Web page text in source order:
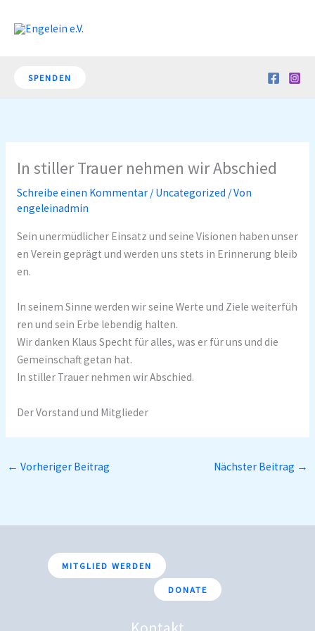
Inhalt
SPENDEN
In stiller Trauer nehmen wir Abschied
Schreibe einen Kommentar / Uncategorized / Von
engeleinadmin
Sein unermüdlicher Einsatz und seine Visionen haben unser
en Verein geprägt und werden uns stets in Erinnerung bleib
en.
In seinem Sinne werden wir seine Werte und Ziele weiterfüh
ren und sein Erbe lebendig halten.
Wir danken Klaus Specht für alles, was er für uns und die
Gemeinschaft getan hat.
In stiller Trauer nehmen wir Abschied.
Der Vorstand und Mitglieder
← Vorheriger Beitrag Nächster Beitrag →
MITGLIED WERDEN
DONATE